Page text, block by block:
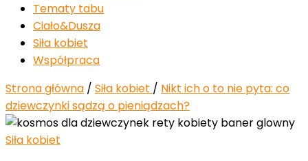
Tematy tabu
Ciało&Dusza
Siła kobiet
Współpraca
Strona główna / Siła kobiet / Nikt ich o to nie pyta: co
dziewczynki sądzą o pieniądzach?
Siła kobiet